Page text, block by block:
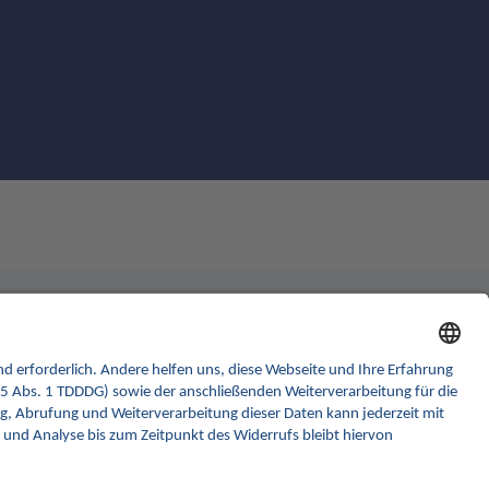
Str. 30
Gebärdensprache